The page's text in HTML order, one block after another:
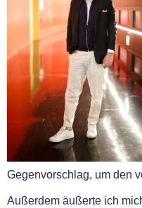
Gegenvorschlag, um den
Außerdem äußerte ich